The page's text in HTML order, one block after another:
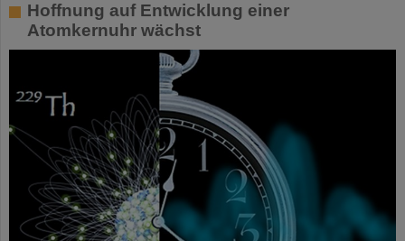
Hoffnung auf Entwicklung einer
Atomkernuhr wächst